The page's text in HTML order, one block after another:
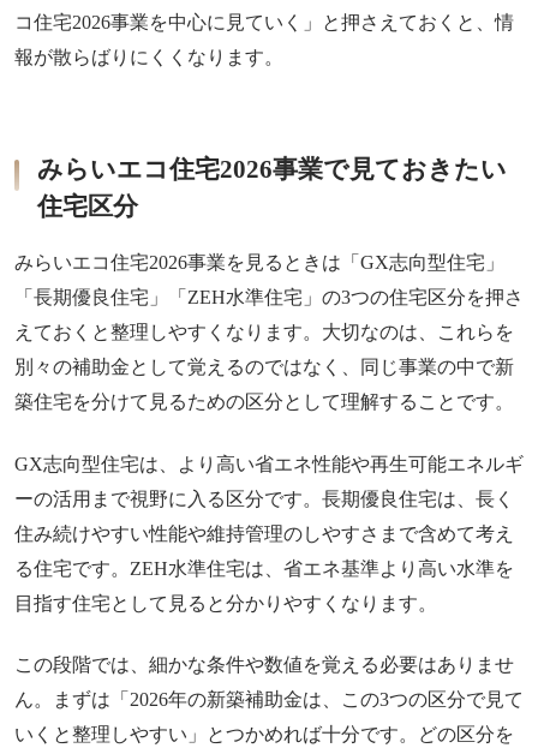
コ住宅2026事業を中心に見ていく」と押さえておくと、情
報が散らばりにくくなります。
みらいエコ住宅2026事業で見ておきたい
住宅区分
みらいエコ住宅2026事業を見るときは「GX志向型住宅」
「長期優良住宅」「ZEH水準住宅」の3つの住宅区分を押さ
えておくと整理しやすくなります。大切なのは、これらを
別々の補助金として覚えるのではなく、同じ事業の中で新
築住宅を分けて見るための区分として理解することです。
GX志向型住宅は、より高い省エネ性能や再生可能エネルギ
ーの活用まで視野に入る区分です。長期優良住宅は、長く
住み続けやすい性能や維持管理のしやすさまで含めて考え
る住宅です。ZEH水準住宅は、省エネ基準より高い水準を
目指す住宅として見ると分かりやすくなります。
この段階では、細かな条件や数値を覚える必要はありませ
ん。まずは「2026年の新築補助金は、この3つの区分で見て
いくと整理しやすい」とつかめれば十分です。どの区分を